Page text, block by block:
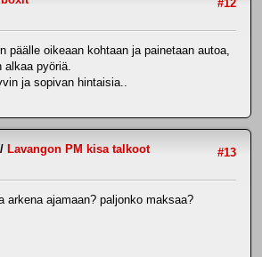
#12
päälle oikeaan kohtaan ja painetaan autoa,
alkaa pyöriä.
ja sopivan hintaisia..
#13
/ Lavangon PM kisa talkoot
arkena ajamaan? paljonko maksaa?